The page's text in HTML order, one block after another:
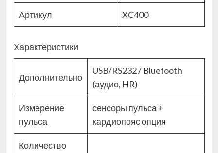
Артикул XC400
Характеристики
Дополнительно
USB/RS232 / Bluetooth
(аудио, HR)
Измерение
пульса
сенсоры пульса +
кардиопояс опция
Количество